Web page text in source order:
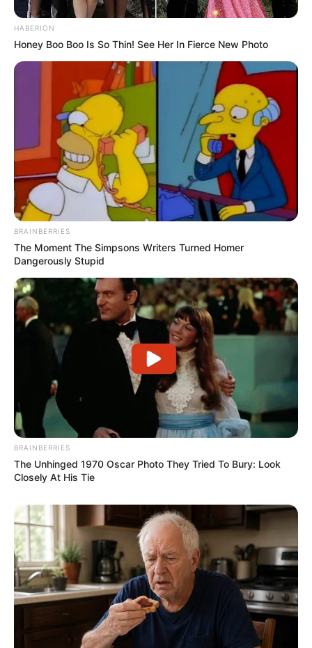
HABERION
Honey Boo Boo Is So Thin! See Her In Fierce New Photo
BRAINBERRIES
The Moment The Simpsons Writers Turned Homer
Dangerously Stupid
BRAINBERRIES
The Unhinged 1970 Oscar Photo They Tried To Bury: Look
Closely At His Tie